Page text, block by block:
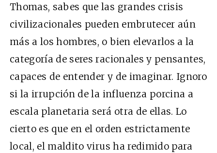
Thomas, sabes que las grandes crisis
civilizacionales pueden embrutecer aún
más a los hombres, o bien elevarlos a la
categoría de seres racionales y pensantes,
capaces de entender y de imaginar. Ignoro
si la irrupción de la influenza porcina a
escala planetaria será otra de ellas. Lo
cierto es que en el orden estrictamente
local, el maldito virus ha redimido para